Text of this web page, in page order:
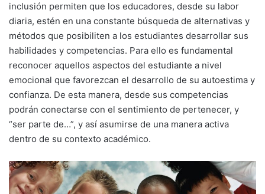
inclusión permiten que los educadores, desde su labor
diaria, estén en una constante búsqueda de alternativas y
métodos que posibiliten a los estudiantes desarrollar sus
habilidades y competencias. Para ello es fundamental
reconocer aquellos aspectos del estudiante a nivel
emocional que favorezcan el desarrollo de su autoestima y
confianza. De esta manera, desde sus competencias
podrán conectarse con el sentimiento de pertenecer, y
“ser parte de…”, y así asumirse de una manera activa
dentro de su contexto académico.